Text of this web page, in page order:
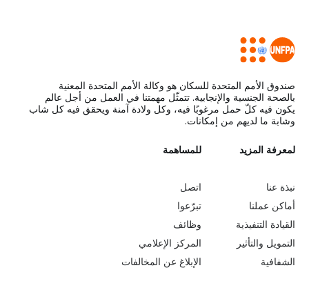
صندوق الأمم المتحدة للسكان هو وكالة الأمم المتحدة المعنية
بالصحة الجنسية والإنجابية. تتمثّل مهمتنا في العمل من أجل عالم
يكون فيه كلّ حمل مرغوبًا فيه، وكل ولادة آمنة ويحقق فيه كل شاب
وشابة ما لديهم من إمكانات.
L
e
a
r
n
لمعرفة المزيد
نبذة عنا
أماكن عملنا
القيادة التنفيذية
التمويل والتأثير
الشفافية
G
o
b
e
y
للمساهمة
اتصل
تبرّعوا
وظائف
المركز الإعلامي
الإبلاغ عن المخالفات